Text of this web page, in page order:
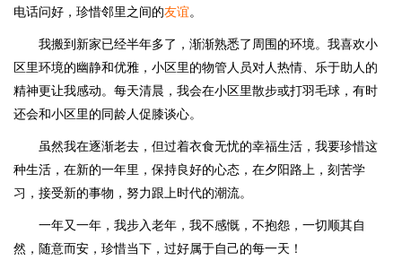
电话问好，珍惜邻里之间的友谊。
我搬到新家已经半年多了，渐渐熟悉了周围的环境。我喜欢小
区里环境的幽静和优雅，小区里的物管人员对人热情、乐于助人的
精神更让我感动。每天清晨，我会在小区里散步或打羽毛球，有时
还会和小区里的同龄人促膝谈心。
虽然我在逐渐老去，但过着衣食无忧的幸福生活，我要珍惜这
种生活，在新的一年里，保持良好的心态，在夕阳路上，刻苦学
习，接受新的事物，努力跟上时代的潮流。
一年又一年，我步入老年，我不感慨，不抱怨，一切顺其自
然，随意而安，珍惜当下，过好属于自己的每一天！